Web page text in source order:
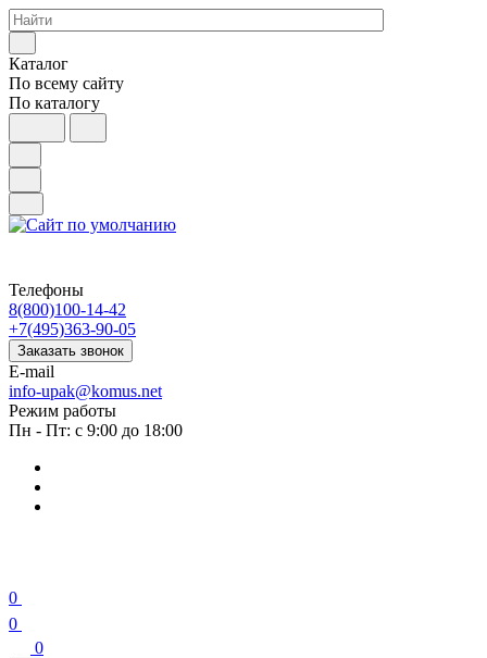
Каталог
По всему сайту
По каталогу
Телефоны
8(800)100-14-42
+7(495)363-90-05
Заказать звонок
E-mail
info-upak@komus.net
Режим работы
Пн - Пт: с 9:00 до 18:00
0
0
0